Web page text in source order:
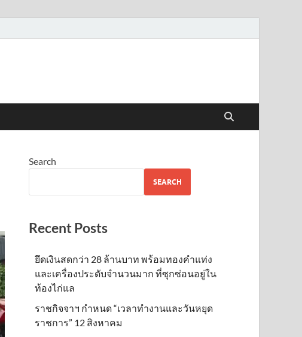
Search
SEARCH
Recent Posts
ยึดเงินสดกว่า 28 ล้านบาท พร้อมทองคำแท่ง
และเครื่องประดับจำนวนมาก ที่ซุกซ่อนอยู่ใน
ท้องไก่แล
ราชกิจจาฯ กำหนด “เวลาทำงานและวันหยุด
ราชการ” 12 สิงหาคม